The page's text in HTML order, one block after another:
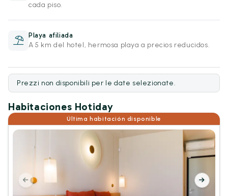
cada piso.
Playa afiliada
A 5 km del hotel, hermosa playa a precios reducidos.
Prezzi non disponibili per le date selezionate.
Habitaciones Hotiday
Última habitación disponible